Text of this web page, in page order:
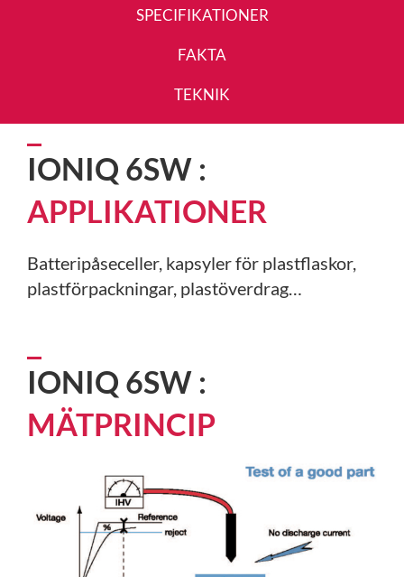
SPECIFIKATIONER
FAKTA
TEKNIK
IONIQ 6SW :
APPLIKATIONER
Batteripåseceller, kapsyler för plastflaskor,
plastförpackningar, plastöverdrag…
IONIQ 6SW :
MÄTPRINCIP